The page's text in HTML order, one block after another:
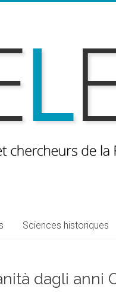
Sciences historiques
dagli anni